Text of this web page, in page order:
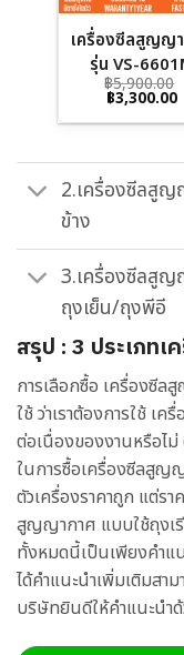
เครื่องซีลสูญญ
รุ่น VS-
฿5,900.00
Original
price
was:
฿3,300.00
2.เครื่องซีลสูญ
ข้าง
3.เครื่องซีลสู
ถุงเย็น/ถุงพีอี
สรุป : 3 ประเภท
การเลือกซื้อ เครื่องซี
ใช้ ว่าเราต้องการใช้ เ
ต่อเนื่องของงานหรือไม่
ในการซื้อเครื่องซีลสูญ
ตัวเครื่องราคาถูก แต่ร
สูญญากาศ แบบใช้ถุงเรี
ทั้งหมดนี้เป็นเพียงคำแ
ได้คำแนะนำเพิ่มเติมสา
บริษัทยินดีให้คำแนะนำด้